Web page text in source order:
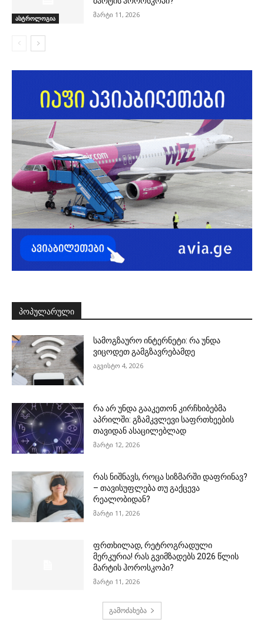
ასტროლოგია მარტი 11, 2026
ᲞᲝᲞᲣᲚᲐᲠᲣᲚᲘ
სამოგზაურო ინტერნეტი: რა უნდა
ვიცოდეთ გამგზავრებამდე
აგვისტო 4, 2026
რა არ უნდა გააკეთონ კირჩხიბებმა
აპრილში: გზამკვლევი საფრთხეების
თავიდან ასაცილებლად
მარტი 12, 2026
რას ნიშნავს, როცა სიზმარში დაფრინავ?
– თავისუფლება თუ გაქცევა
რეალობიდან?
მარტი 11, 2026
ფრთხილად, რეტროგრადული
მერკურია! რას გვიმზადებს 2026 წლის
მარტის ჰოროსკოპი?
მარტი 11, 2026
გამოძახება